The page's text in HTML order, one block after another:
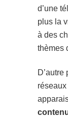
d’une
plus la
à des
thèmes